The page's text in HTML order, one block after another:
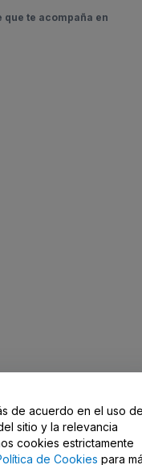
que te acompaña en
de acuerdo en el uso
sitio y la relevancia
cookies estrictamente
de Cookies para